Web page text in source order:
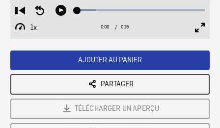
Restart
from
beginning
Seek
Play Loaded:
1x
Playback
Current
0:00 / Duration
0:19
AJOUTER AU PANIER
PARTAGER
TÉLÉCHARGER UN APERÇU